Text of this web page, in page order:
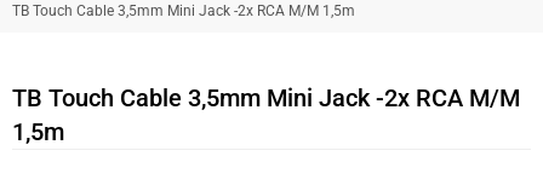
TB Touch Cable 3,5mm Mini Jack -2x RCA M/M 1,5m
TB Touch Cable 3,5mm Mini Jack -2x RCA M/M
1,5m